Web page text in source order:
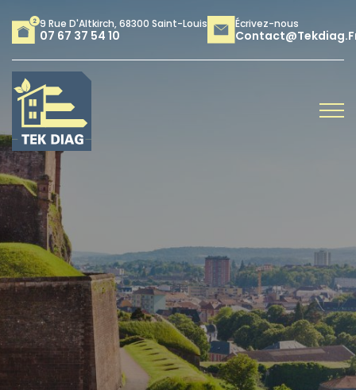
9 Rue D'Altkirch, 68300 Saint-Louis
07 67 37 54 10
Écrivez-nous